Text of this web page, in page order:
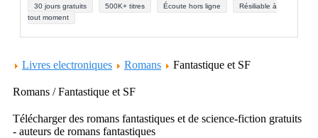
30 jours gratuits 500K+ titres Écoute hors ligne
Résiliable à
tout moment
Livres electroniques Romans Fantastique et SF
Romans / Fantastique et SF
Télécharger des romans fantastiques et de science-fiction gratuits
- auteurs de romans fantastiques